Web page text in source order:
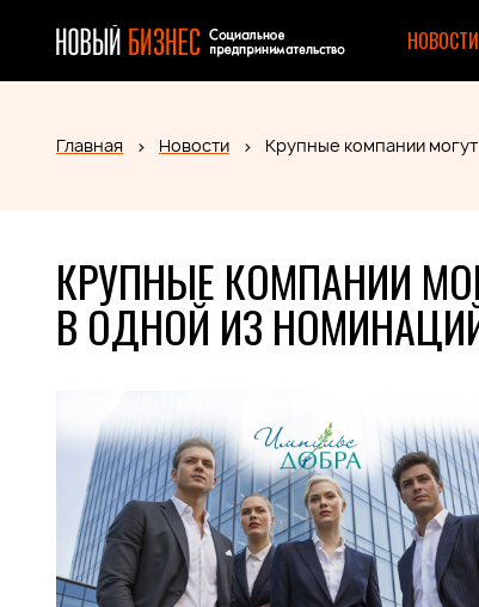
НОВОСТИ
Главная Новости Крупные компании
КРУПНЫЕ КОМПАНИИ
В ОДНОЙ ИЗ